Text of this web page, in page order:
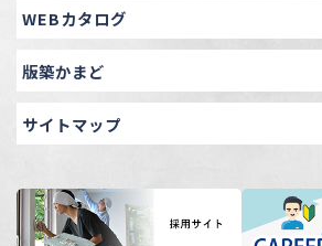
WEBカタログ
版築かまど
サイトマップ